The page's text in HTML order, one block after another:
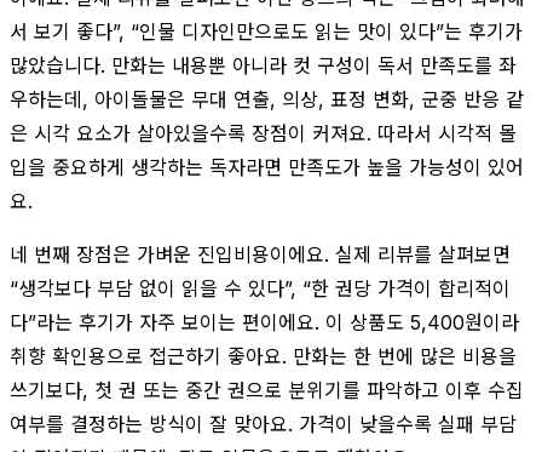
서 보기 좋다”, “인물 디자인만으로도 읽는 맛이 있다”는 후기가
많았습니다. 만화는 내용뿐 아니라 컷 구성이 독서 만족도를 좌
우하는데, 아이돌물은 무대 연출, 의상, 표정 변화, 군중 반응 같
은 시각 요소가 살아있을수록 장점이 커져요. 따라서 시각적 몰
입을 중요하게 생각하는 독자라면 만족도가 높을 가능성이 있어
요.
네 번째 장점은 가벼운 진입비용이에요. 실제 리뷰를 살펴보면
“생각보다 부담 없이 읽을 수 있다”, “한 권당 가격이 합리적이
다”라는 후기가 자주 보이는 편이에요. 이 상품도 5,400원이라
취향 확인용으로 접근하기 좋아요. 만화는 한 번에 많은 비용을
쓰기보다, 첫 권 또는 중간 권으로 분위기를 파악하고 이후 수집
여부를 결정하는 방식이 잘 맞아요. 가격이 낮을수록 실패 부담